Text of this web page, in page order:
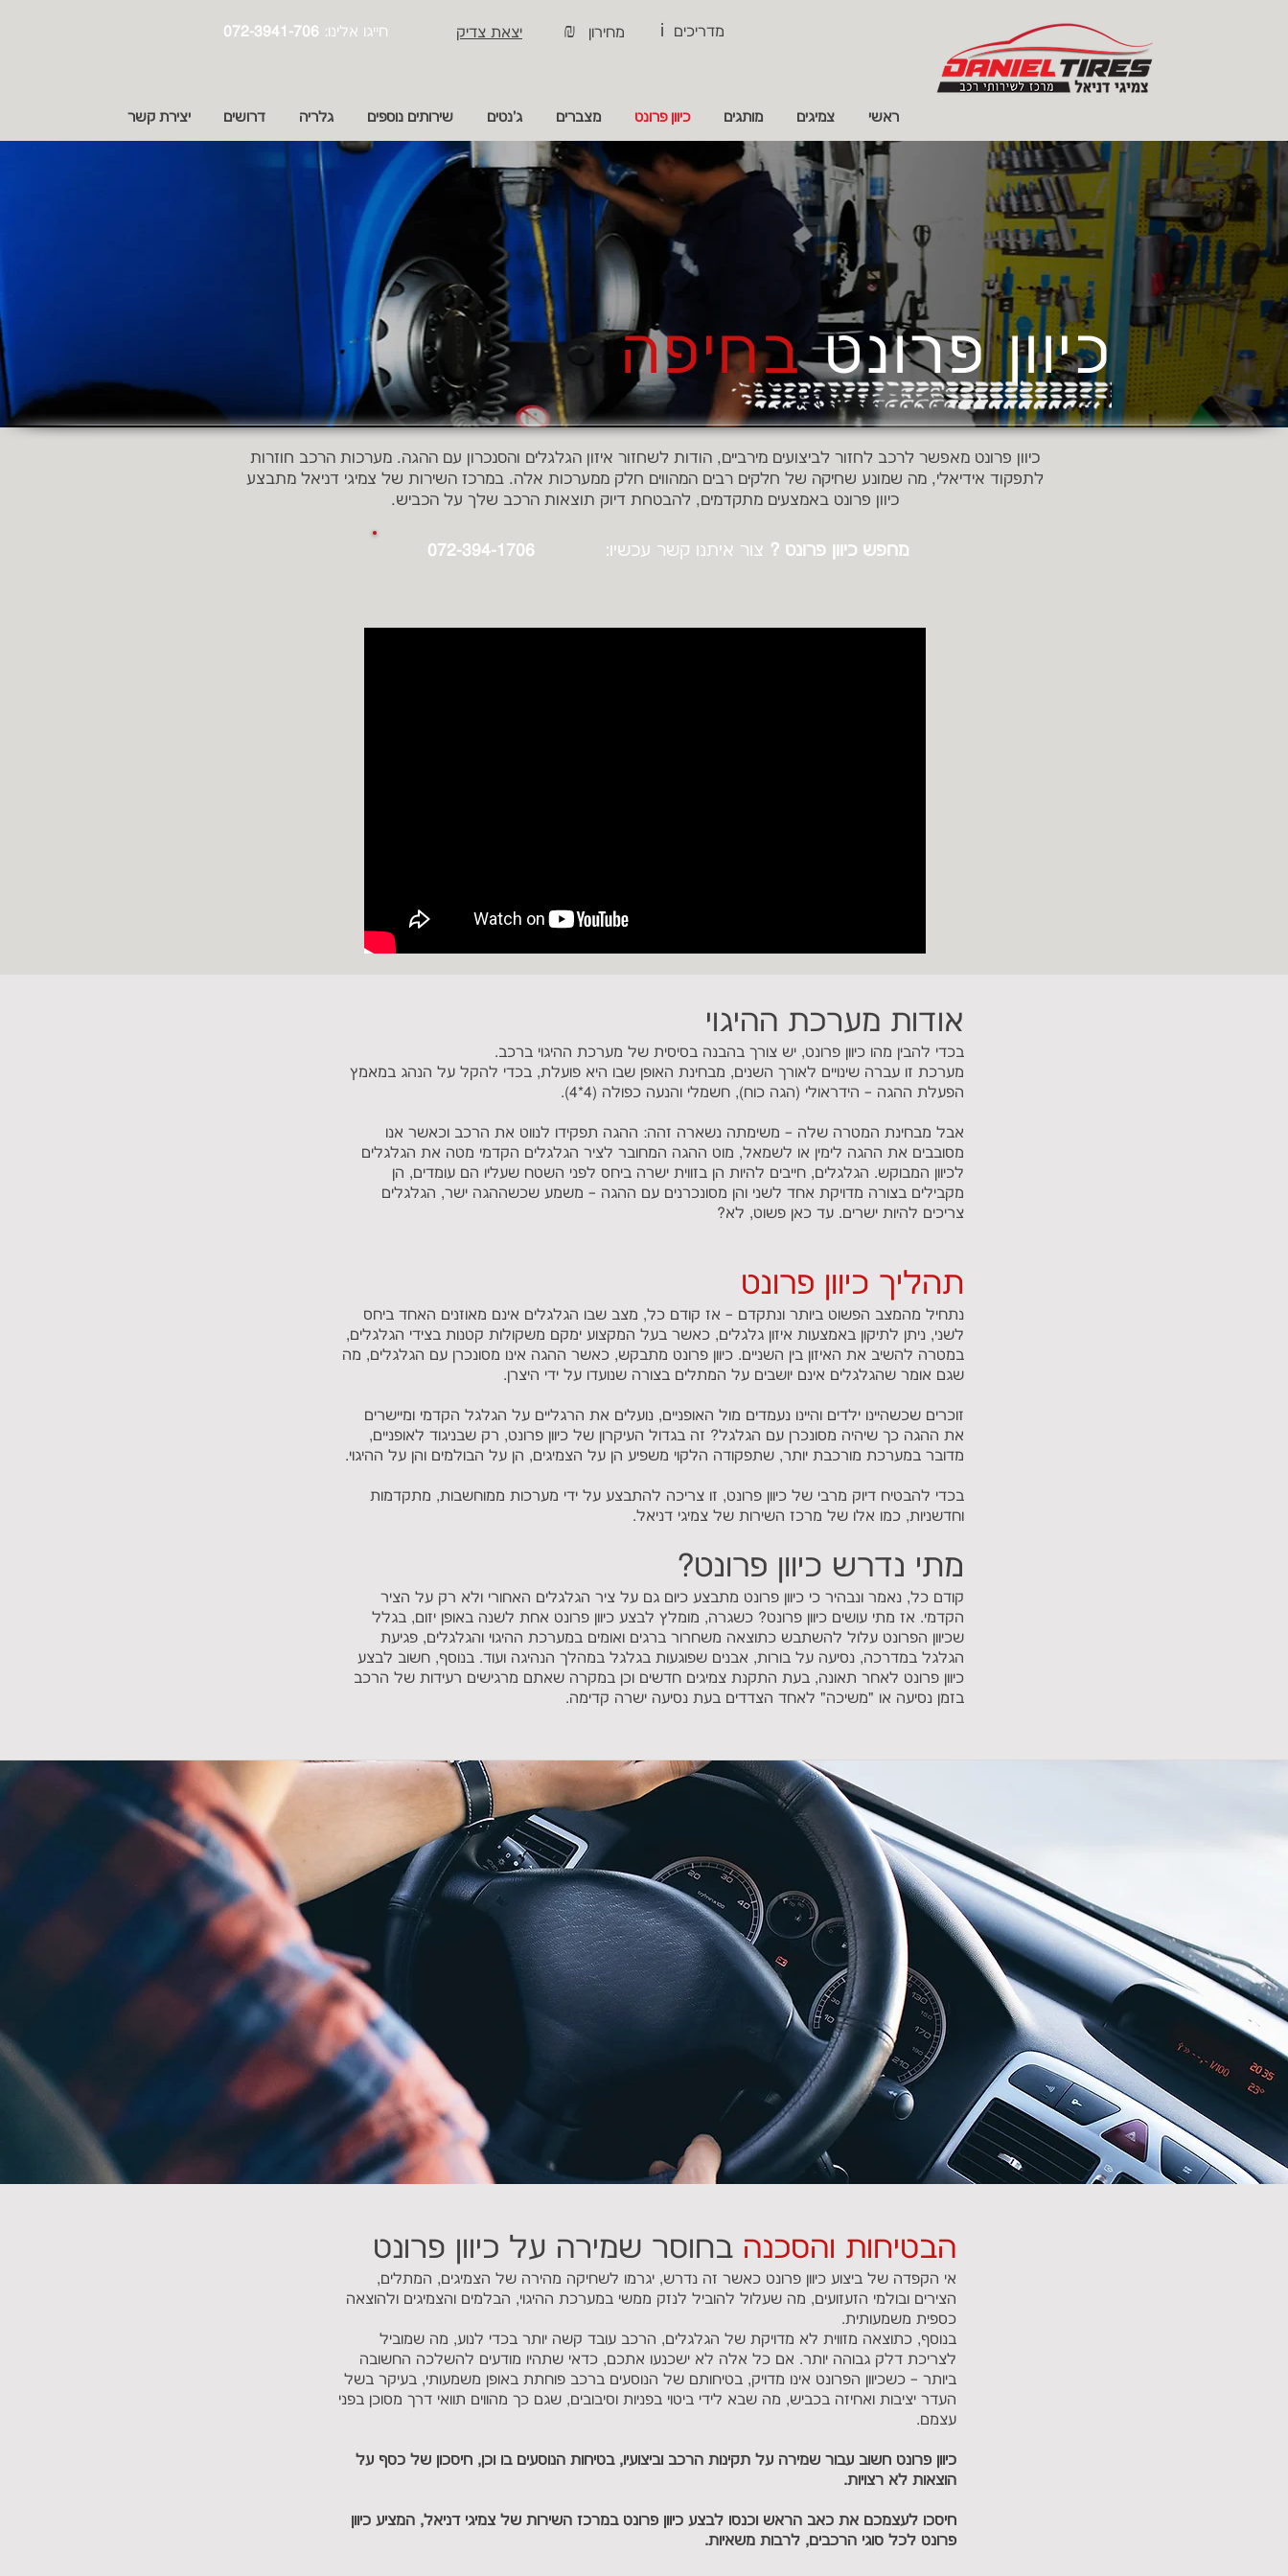
072-3941-706 :חייגו אלינו יצאת צדיק מחירון ₪ מדריכים i
ראשי צמיגים מותגים כיוון פרונט מצברים ג'נטים שירותים נוספים גלריה דרושים יצירת קשר
כיוון פרונטבחיפה
כיוון פרונט מאפשר לרכב לחזור לביצועים מירביים, הודות לשחזור איזון הגלגלים והסנכרון עם ההגה. מערכות הרכב חוזרות
לתפקוד אידיאלי, מה שמונע שחיקה של חלקים רבים המהווים חלק ממערכות אלה. במרכז השירות של צמיגי דניאל מתבצע
כיוון פרונט באמצעים מתקדמים, להבטחת דיוק תוצאות הרכב שלך על הכביש.
072-394-1706 מחפש כיוון פרונט ? צור איתנו קשר עכשיו:
אודות מערכת ההיגוי
בכדי להבין מהו כיוון פרונט, יש צורך בהבנה בסיסית של מערכת ההיגוי ברכב.
מערכת זו עברה שינויים לאורך השנים, מבחינת האופן שבו היא פועלת, בכדי להקל על הנהג במאמץ
הפעלת ההגה – הידראולי (הגה כוח), חשמלי והנעה כפולה (4*4).
אבל מבחינת המטרה שלה – משימתה נשארה זהה: ההגה תפקידו לנווט את הרכב וכאשר אנו
מסובבים את ההגה לימין או לשמאל, מוט ההגה המחובר לציר הגלגלים הקדמי מטה את הגלגלים
לכיוון המבוקש. הגלגלים, חייבים להיות הן בזווית ישרה ביחס לפני השטח שעליו הם עומדים, הן
מקבילים בצורה מדויקת אחד לשני והן מסונכרנים עם ההגה – משמע שכשההגה ישר, הגלגלים
צריכים להיות ישרים. עד כאן פשוט, לא?
תהליך כיוון פרונט
נתחיל מהמצב הפשוט ביותר ונתקדם – אז קודם כל, מצב שבו הגלגלים אינם מאוזנים האחד ביחס
לשני, ניתן לתיקון באמצעות איזון גלגלים, כאשר בעל המקצוע ימקם משקולות קטנות בצידי הגלגלים,
במטרה להשיב את האיזון בין השניים. כיוון פרונט מתבקש, כאשר ההגה אינו מסונכרן עם הגלגלים, מה
שגם אומר שהגלגלים אינם יושבים על המתלים בצורה שנועדו על ידי היצרן.
זוכרים שכשהיינו ילדים והיינו נעמדים מול האופניים, נועלים את הרגליים על הגלגל הקדמי ומיישרים
את ההגה כך שיהיה מסונכרן עם הגלגל? זה בגדול העיקרון של כיוון פרונט, רק שבניגוד לאופניים,
מדובר במערכת מורכבת יותר, שתפקודה הלקוי משפיע הן על הצמיגים, הן על הבולמים והן על ההיגוי.
בכדי להבטיח דיוק מרבי של כיוון פרונט, זו צריכה להתבצע על ידי מערכות ממוחשבות, מתקדמות
וחדשניות, כמו אלו של מרכז השירות של צמיגי דניאל.
מתי נדרש כיוון פרונט?
קודם כל, נאמר ונבהיר כי כיוון פרונט מתבצע כיום גם על ציר הגלגלים האחורי ולא רק על הציר
הקדמי. אז מתי עושים כיוון פרונט? כשגרה, מומלץ לבצע כיוון פרונט אחת לשנה באופן יזום, בגלל
שכיוון הפרונט עלול להשתבש כתוצאה משחרור ברגים ואומים במערכת ההיגוי והגלגלים, פגיעת
הגלגל במדרכה, נסיעה על בורות, אבנים שפוגעות בגלגל במהלך הנהיגה ועוד. בנוסף, חשוב לבצע
כיוון פרונט לאחר תאונה, בעת התקנת צמיגים חדשים וכן במקרה שאתם מרגישים רעידות של הרכב
בזמן נסיעה או "משיכה" לאחד הצדדים בעת נסיעה ישרה קדימה.
הבטיחות והסכנה בחוסר שמירה על כיוון פרונט
אי הקפדה של ביצוע כיוון פרונט כאשר זה נדרש, יגרמו לשחיקה מהירה של הצמיגים, המתלים,
הצירים ובולמי הזעזועים, מה שעלול להוביל לנזק ממשי במערכת ההיגוי, הבלמים והצמיגים ולהוצאה
כספית משמעותית.
בנוסף, כתוצאה מזווית לא מדויקת של הגלגלים, הרכב עובד קשה יותר בכדי לנוע, מה שמוביל
לצריכת דלק גבוהה יותר. אם כל אלה לא ישכנעו אתכם, כדאי שתהיו מודעים להשלכה החשובה
ביותר – כשכיוון הפרונט אינו מדויק, בטיחותם של הנוסעים ברכב פוחתת באופן משמעותי, בעיקר בשל
העדר יציבות ואחיזה בכביש, מה שבא לידי ביטוי בפניות וסיבובים, שגם כך מהווים תוואי דרך מסוכן בפני
עצמם.
כיוון פרונט חשוב עבור שמירה על תקינות הרכב וביצועיו, בטיחות הנוסעים בו וכן, חיסכון של כסף על
הוצאות לא רצויות.
חיסכו לעצמכם את כאב הראש וכנסו לבצע כיוון פרונט במרכז השירות של צמיגי דניאל, המציע כיוון
פרונט לכל סוגי הרכבים, לרבות משאיות.